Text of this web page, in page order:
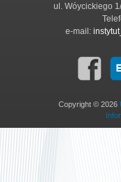
ul. Wóycickiego
e-mail:
Copyright © 2026